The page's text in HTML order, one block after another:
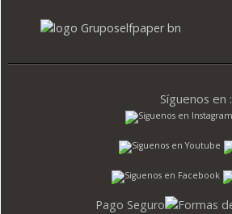
Síguenos en :
Pago Seguro